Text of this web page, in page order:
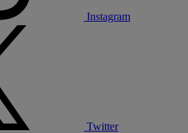
Instagram
Twitter